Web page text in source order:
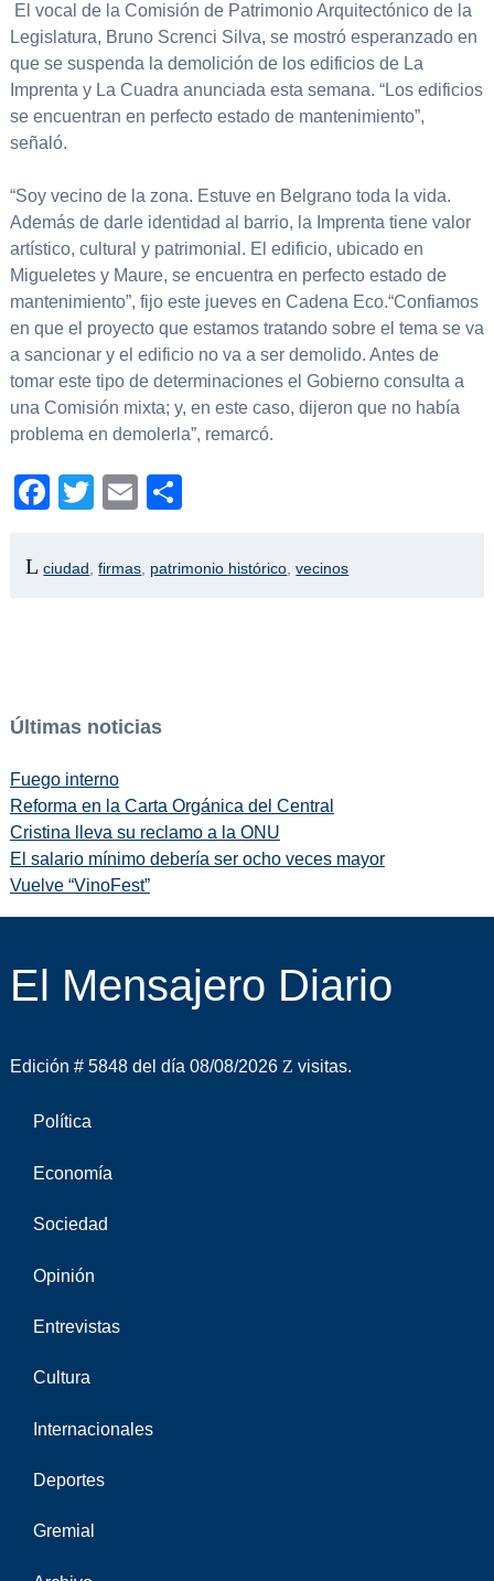
El vocal de la Comisión de Patrimonio Arquitectónico de la
Legislatura, Bruno Screnci Silva, se mostró esperanzado en
que se suspenda la demolición de los edificios de La
Imprenta y La Cuadra anunciada esta semana. “Los edificios
se encuentran en perfecto estado de mantenimiento”,
señaló.
“Soy vecino de la zona. Estuve en Belgrano toda la vida.
Además de darle identidad al barrio, la Imprenta tiene valor
artístico, cultural y patrimonial. El edificio, ubicado en
Migueletes y Maure, se encuentra en perfecto estado de
mantenimiento”, fijo este jueves en Cadena Eco.“Confiamos
en que el proyecto que estamos tratando sobre el tema se va
a sancionar y el edificio no va a ser demolido. Antes de
tomar este tipo de determinaciones el Gobierno consulta a
una Comisión mixta; y, en este caso, dijeron que no había
problema en demolerla”, remarcó.
Facebook
TwitterEmail
ciudad ,firmas patrimonio histórico ,vecinos
Últimas noticias
Fuego interno
Reforma en la Carta Orgánica del Central
Cristina lleva su reclamo a la ONU
El salario mínimo debería ser ocho veces mayor
Vuelve “VinoFest”
El Mensajero Diario
Edición # 5848 del día 08/08/2026 visitas.
Política
Economía
Sociedad
Opinión
Entrevistas
Cultura
Internacionales
Deportes
Gremial